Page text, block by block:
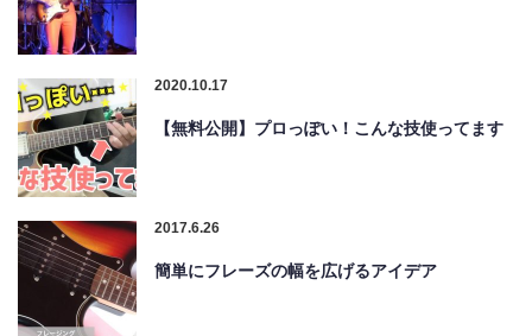
2020.10.17
【無料公開】プロっぽい！こんな技使ってます
2017.6.26
簡単にフレーズの幅を広げるアイデア